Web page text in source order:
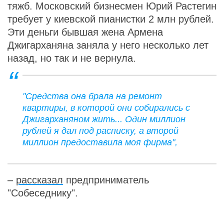
тяжб. Московский бизнесмен Юрий Растегин
требует у киевской пианистки 2 млн рублей.
Эти деньги бывшая жена Армена
Джигарханяна заняла у него несколько лет
назад, но так и не вернула.
"Средства она брала на ремонт
квартиры, в которой они собирались с
Джигарханяном жить... Один миллион
рублей я дал под расписку, а второй
миллион предоставила моя фирма",
– рассказал предприниматель
"Собеседнику".